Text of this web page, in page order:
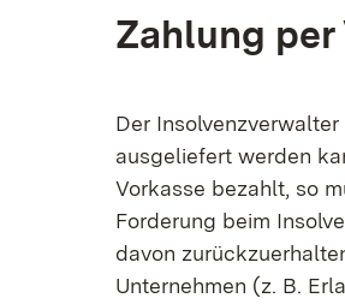
Zahlung per
Der
ausgeliefert werden
Vorkasse bezahlt, so
Forderung beim
davon
Unternehmen (z. B.